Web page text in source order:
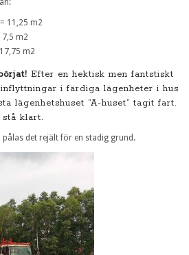
11,25 m2
m2
m2
Efter en hektisk men fantstiskt
i färdiga lägenheter i hus
lägenhetshuset ”A-huset” tagit fart.
stå klart.
pålas det rejält för en stadig grund.